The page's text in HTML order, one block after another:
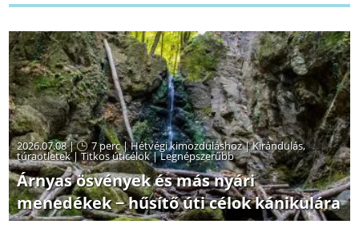
2026.07.08 | 7 perc|Hétvégi kimozduláshoz|Kirándulás,
túraötletek|Titkos úticélok|Legnépszerűbb
Árnyas ösvények és más nyári
menedékek − hűsítő úti célok kánikulára